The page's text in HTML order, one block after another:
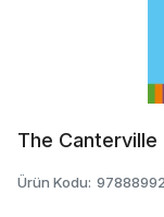
The Canterville
Ürün Kodu: